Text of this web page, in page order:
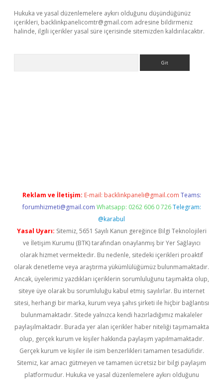
Hukuka ve yasal düzenlemelere aykırı olduğunu düşündüğünüz
içerikleri, backlinkpanelicomtr@gmail.com adresine bildirmeniz
halinde, ilgili içerikler yasal süre içerisinde sitemizden kaldırılacaktır.
Reklam ve İletişim: E-mail: backlinkpaneli@gmail.com Teams:
forumhizmeti@gmail.com Whatsapp: 0262 606 0 726 Telegram:
@karabul
Yasal Uyarı: Sitemiz, 5651 Sayılı Kanun gereğince Bilgi Teknolojileri
ve İletişim Kurumu (BTK) tarafından onaylanmış bir Yer Sağlayıcı
olarak hizmet vermektedir. Bu nedenle, sitedeki içerikleri proaktif
olarak denetleme veya araştırma yükümlülüğümüz bulunmamaktadır.
Ancak, üyelerimiz yazdıkları içeriklerin sorumluluğunu taşımakta olup,
siteye üye olarak bu sorumluluğu kabul etmiş sayılırlar. Bu internet
sitesi, herhangi bir marka, kurum veya şahıs şirketi ile hiçbir bağlantısı
bulunmamaktadır. Sitede yalnızca kendi hazırladığımız makaleler
paylaşılmaktadır. Burada yer alan içerikler haber niteliği taşımamakta
olup, gerçek kurum ve kişiler hakkında paylaşım yapılmamaktadır.
Gerçek kurum ve kişiler ile isim benzerlikleri tamamen tesadüfidir.
Sitemiz, kar amacı gütmeyen ve tamamen ücretsiz bir bilgi paylaşım
platformudur. Hukuka ve yasal düzenlemelere aykırı olduğunu